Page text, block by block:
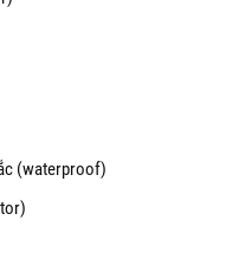
(waterproof)